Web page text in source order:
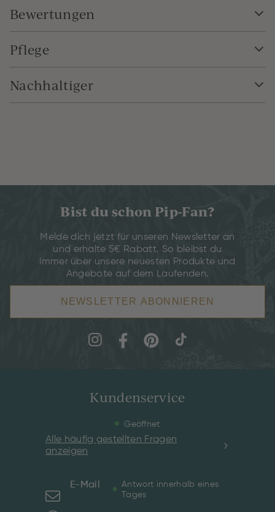
Bewertungen
Pflege
Nachhaltiger
Bist du schon Pip-Fan?
Melde dich jetzt für unseren Newsletter an
und erhalte 5€ Rabatt. So bleibst du
immer über unsere neuesten Produkte und
Angebote auf dem Laufenden.
NEWSLETTER ABONNIEREN
Kundenservice
Geöffnet
Alle häufig gestellten Fragen
anzeigen
E-Mail
Antwort innerhalb eines
Tages